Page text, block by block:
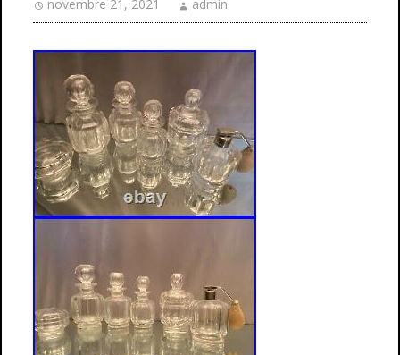
novembre 21, 2021 admin